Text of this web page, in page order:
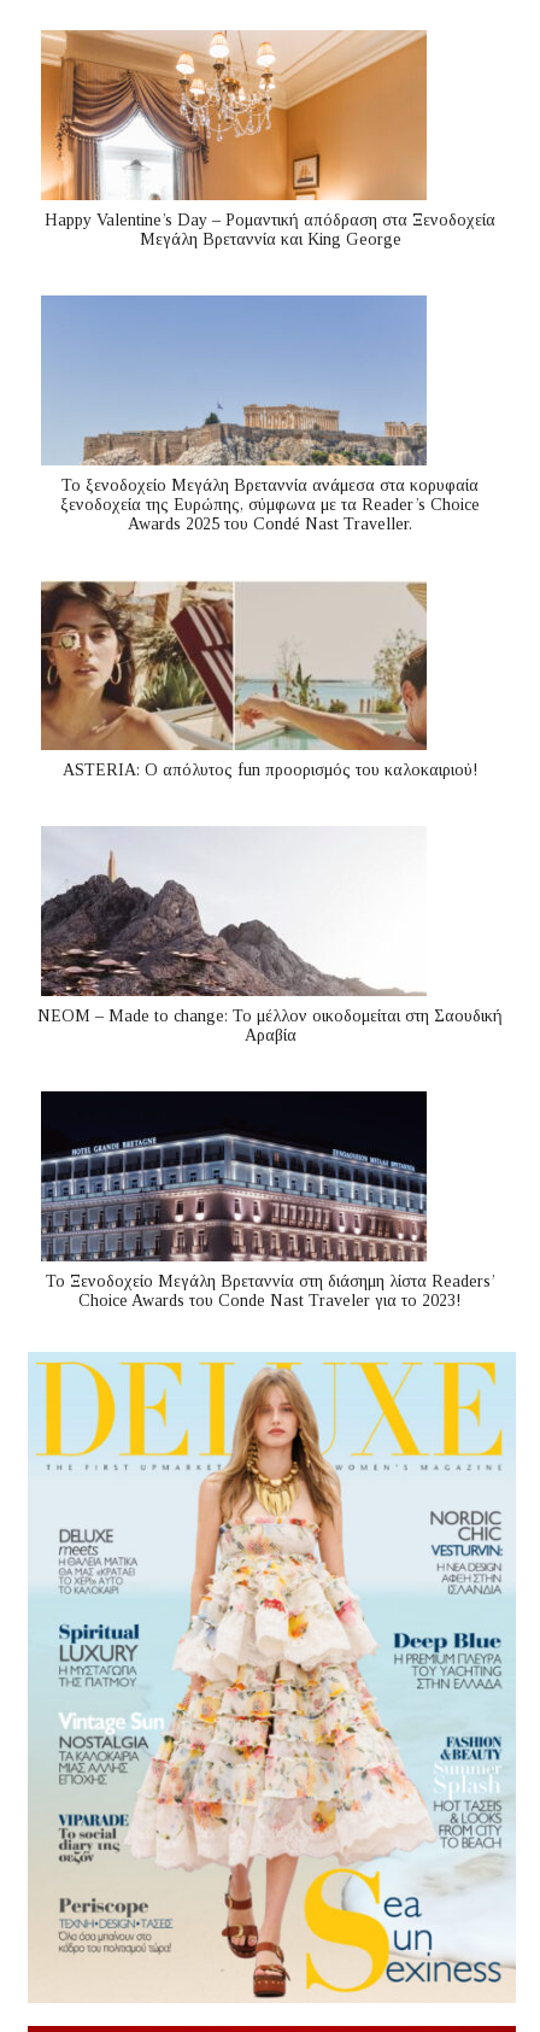
Happy Valentine’s Day – Ρομαντική απόδραση στα Ξενοδοχεία
Μεγάλη Βρεταννία και King George
Το ξενοδοχείο Μεγάλη Βρεταννία ανάμεσα στα κορυφαία
ξενοδοχεία της Ευρώπης, σύμφωνα με τα Reader’s Choice
Awards 2025 του Condé Nast Traveller.
ASTERIA: Ο απόλυτος fun προορισμός του καλοκαιριού!
ΝΕΟΜ – Made to change: Το μέλλον οικοδομείται στη Σαουδική
Αραβία
Το Ξενοδοχείο Μεγάλη Βρεταννία στη διάσημη λίστα Readers’
Choice Awards του Conde Nast Traveler για το 2023!